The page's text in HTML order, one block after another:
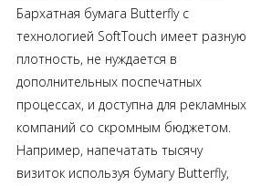
Бархатная бумага Butterfly с
технологией SoftTouch имеет разную
плотность, не нуждается в
дополнительных поспечатных
процессах, и доступна для рекламных
компаний со скромным бюджетом.
Например, напечатать тысячу
визиток используя бумагу Butterfly,